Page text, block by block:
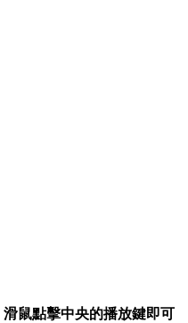
滑鼠點擊中央的播放鍵即可